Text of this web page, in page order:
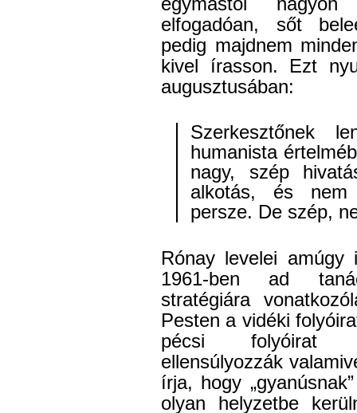
egymástól
elfogadóan, sőt
pedig majdnem
kivel írasson. Ezt
augusztusában:
Szerkesztőnek
humanista
nagy, szép
alkotás, és nem
persze. De szép,
Rónay levelei amúgy
1961-ben ad
stratégiára
Pesten a vidéki
pécsi folyóirat
ellensúlyozzák
írja, hogy
olyan helyzetbe